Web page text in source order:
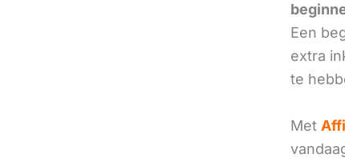
Een
extra
te
Met